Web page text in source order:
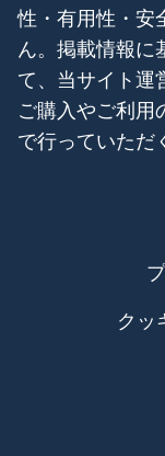
性・有用性・安
ん。掲載情報に
て、当サイト運
ご購入やご利用
で行っていただ
クッ